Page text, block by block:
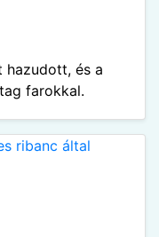
hazudott, és a
farokkal.